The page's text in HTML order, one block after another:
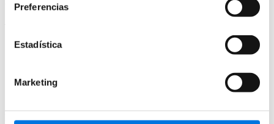
Preferencias
Estadística
Marketing
Haz clic en “Acciones en Bloque” y selecciona Subidas.
para comprobar qué datos
Selecciona el origen de tu archivo (puede ser un archivo de
Hojas de cálculo de Google o Excel).
Escribe el nombre del atributo en la columna “Attribute”.